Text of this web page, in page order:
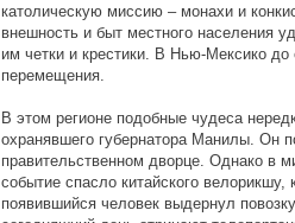
католическую миссию ‒ монахи и
внешность и быт местного населения
им четки и крестики. В Нью-Мексико
перемещения.
В этом регионе подобные чудеса
охранявшего губернатора Манилы. Он
правительственном дворце. Однако в
событие спасло китайского
появившийся человек выдернул